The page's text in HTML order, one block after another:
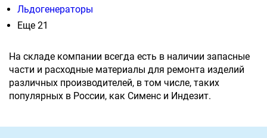
Льдогенераторы
Еще 21
На складе компании всегда есть в наличии запасные
части и расходные материалы для ремонта изделий
различных производителей, в том числе, таких
популярных в России, как Сименс и Индезит.